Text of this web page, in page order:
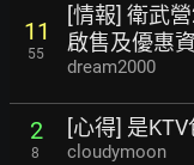
11
55
[情報] 衛武
啟售及優惠資
dream2000
2
8
[心得] 是
cloudymoon